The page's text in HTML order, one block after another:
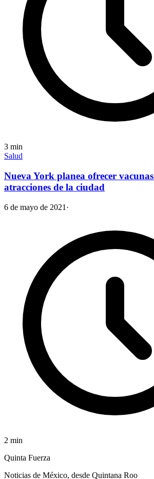
3 min
Salud
Nueva York planea ofrecer
atracciones de la ciudad
6 de mayo de 2021 ·
2 min
Quinta Fuerza
Noticias de México, desde Quintana Roo